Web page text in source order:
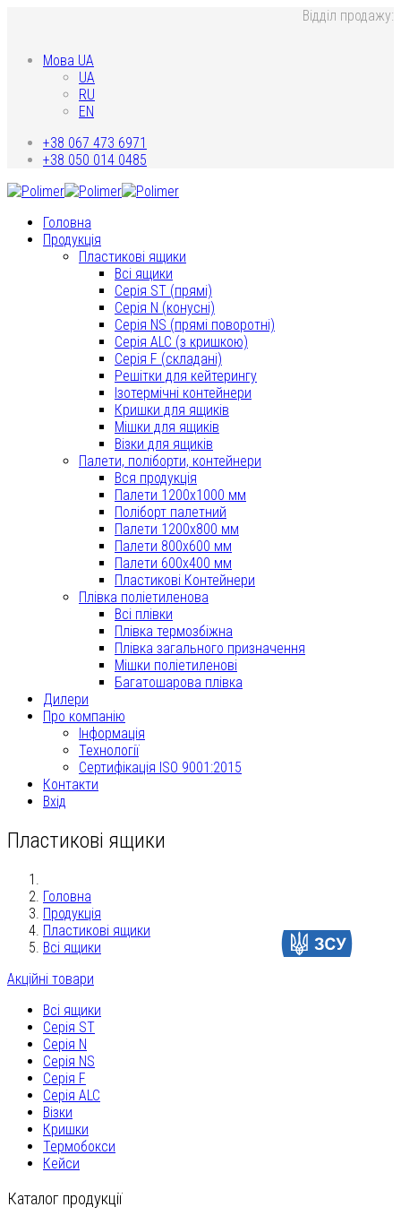
Відділ продажу:
Мова UA
UA
RU
EN
+38 067 473 6971
+38 050 014 0485
Головна
Продукція
Пластикові ящики
Всі ящики
Серія ST (прямі)
Серія N (конусні)
Серія NS (прямі поворотні)
Серія ALC (з кришкою)
Серія F (складані)
Решітки для кейтерингу
Ізотермічні контейнери
Кришки для ящиків
Мішки для ящиків
Візки для ящиків
Палети, поліборти, контейнери
Вся продукція
Палети 1200x1000 мм
Поліборт палетний
Палети 1200x800 мм
Палети 800x600 мм
Палети 600x400 мм
Пластикові Контейнери
Плівка поліетиленова
Всі плівки
Плівка термозбіжна
Плівка загального призначення
Мішки поліетиленові
Багатошарова плівка
Дилери
Про компанію
Інформація
Технології
Сертифікація ISO 9001:2015
Контакти
Вхід
Пластикові ящики
Головна
Продукція
Пластикові ящики
Всі ящики
Акційні товари
Всі ящики
Серія ST
Серія N
Серія NS
Серія F
Серія ALC
Візки
Кришки
Термобокси
Кейси
Каталог продукції